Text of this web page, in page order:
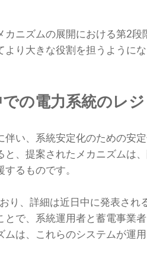
ニズムの展開における第2
り大きな役割を担うように
の電力系統のレ
い、系統安定化のための安
、提案されたメカニズムは
るものです。
り、詳細は近日中に発表され
で、系統運用者と蓄電事業
は、これらのシステムが運